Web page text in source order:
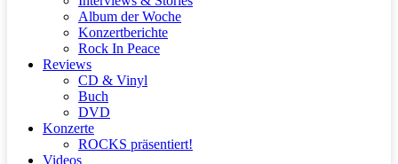
Album der Woche
Konzertberichte
Rock In Peace
Reviews
CD & Vinyl
Buch
DVD
Konzerte
ROCKS präsentiert!
Videos